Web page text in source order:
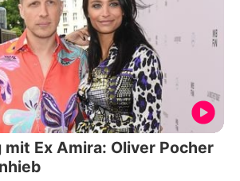
Ex Amira: Oliver Pocher